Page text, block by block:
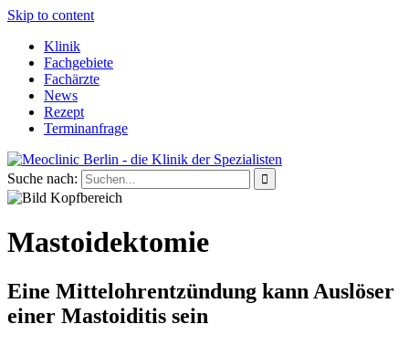
Skip to content
Klinik
Fachgebiete
Fachärzte
News
Rezept
Terminanfrage
Suche nach:
Mastoidektomie
Eine Mittelohrentzündung kann Auslöser
einer Mastoiditis sein